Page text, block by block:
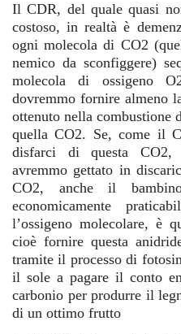
Il CDR, del quale quasi
costoso, in realtà è
ogni molecola di CO2
nemico da sconfiggere)
molecola di ossigeno
dovremmo fornire almeno
ottenuto nella combustione
quella CO2. Se, come il
disfarci di questa CO2,
avremmo gettato in
CO2, anche il
economicamente
l’ossigeno molecolare, è
cioè fornire questa
tramite il processo di
il sole a pagare il conto
carbonio per produrre il
di un ottimo frutto